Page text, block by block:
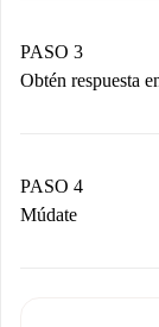
propietario
PASO 3
Obtén respuesta
contacto
Si es
PASO 4
Múdate